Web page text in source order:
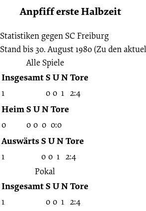
Anpfiff erste Halbzeit
Statistiken gegenSC Freiburg
Stand bis 30. August 1980 (Zu den
Alle Spiele
InsgesamtS UNTore
1 0 0 1 2:4
HeimS UNTore
0 0 0 0 0:0
AuswärtsS UNTore
1 0 0 1 2:4
Pokal
InsgesamtS UNTore
1 0 0 1 2:4